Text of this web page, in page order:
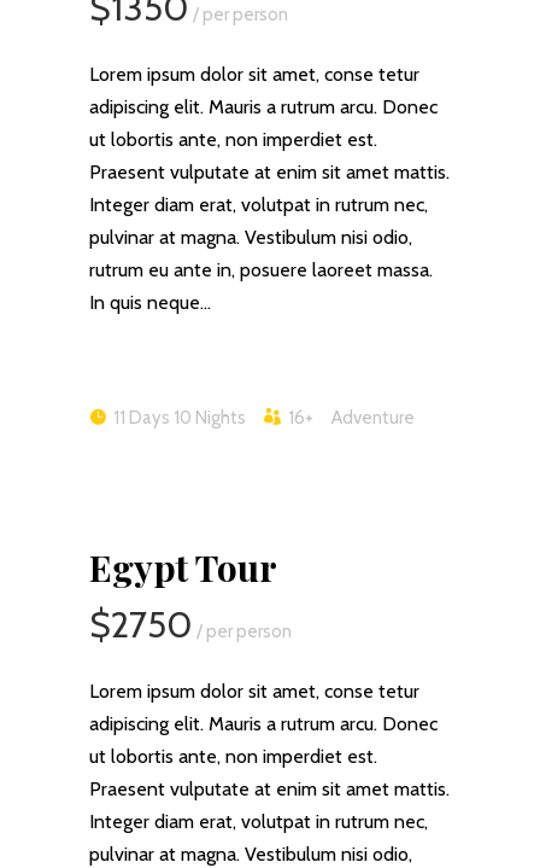
/ per person
Lorem ipsum dolor sit amet, conse tetur
adipiscing elit. Mauris a rutrum arcu. Donec
ut lobortis ante, non imperdiet est.
Praesent vulputate at enim sit amet mattis.
Integer diam erat, volutpat in rutrum nec,
pulvinar at magna. Vestibulum nisi odio,
rutrum eu ante in, posuere laoreet massa.
In quis neque…
11 Days 10 Nights 16+ Adventure
Egypt Tour
$2750 / per person
Lorem ipsum dolor sit amet, conse tetur
adipiscing elit. Mauris a rutrum arcu. Donec
ut lobortis ante, non imperdiet est.
Praesent vulputate at enim sit amet mattis.
Integer diam erat, volutpat in rutrum nec,
pulvinar at magna. Vestibulum nisi odio,